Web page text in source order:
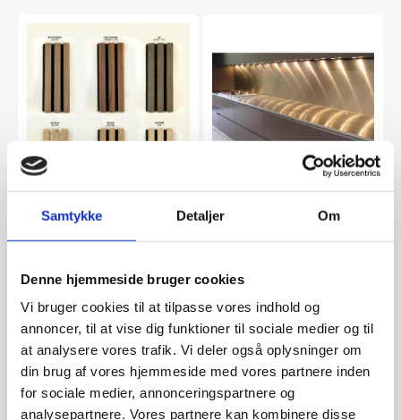
Samtykke Detaljer Om
Denne hjemmeside bruger cookies
Vi bruger cookies til at tilpasse vores indhold og
annoncer, til at vise dig funktioner til sociale medier og til
at analysere vores trafik. Vi deler også oplysninger om
din brug af vores hjemmeside med vores partnere inden
for sociale medier, annonceringspartnere og
analysepartnere. Vores partnere kan kombinere disse
Premium prøvepakke med
4stk. akustikpaneler –
Vælg mellem 9 forskellige
varianter
Er du i tvivl om hvilket
akustikpanel du skal vælge?
Denne prøvepakke giver dig…
firkantet – 100×40
Stænkplade til afdækning bag